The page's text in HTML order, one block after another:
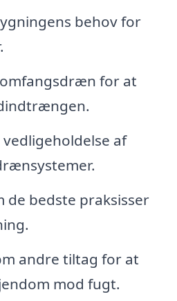
behov for
for at
af
de bedste praksisser
andre tiltag for at
mod fugt.